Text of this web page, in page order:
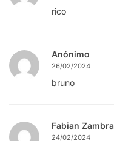
rico
Anónimo
26/02/2024
bruno
Fabian Zambra
24/02/2024